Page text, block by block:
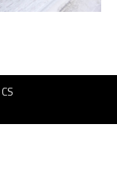
CS